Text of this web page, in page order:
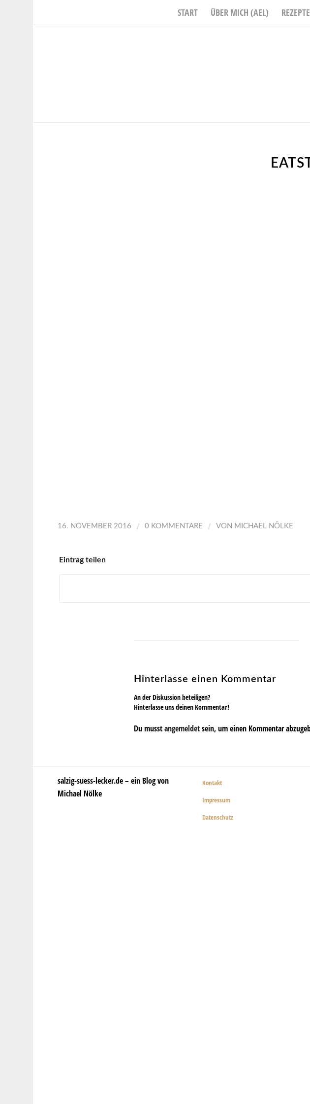
START ÜBER MICH (AEL) REZEPTE
16. NOVEMBER 2016 / 0 KOMMENTARE / VON MICHAEL NÖLKE
Eintrag teilen
Hinterlasse einen Kommentar
An der Diskussion beteiligen?
Hinterlasse uns deinen Kommentar!
Du musstangemeldetsein, um einen Kommentar
salzig-suess-lecker.de – ein Blog von
Michael Nölke
Kontakt
Impressum
Datenschutz